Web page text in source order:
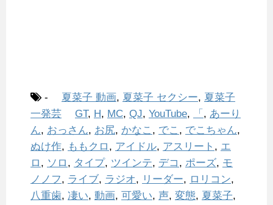
- 夏菜子 動画, 夏菜子 セクシー, 夏菜子
一発芸
GT, H, MC, QJ, YouTube, 「 , あーり
ん, おっさん, お尻, かなこ , でこ , でこちゃん,
ぬけ作, ももクロ , アイドル, アスリート , エ
ロ , ソロ , タイプ, ツインテ, デコ , ポーズ, モ
ノノフ, ライブ, ラジオ, リーダー, ロリコン,
八重歯, 凄い, 動画, 可愛い, 声, 変態, 夏菜子,